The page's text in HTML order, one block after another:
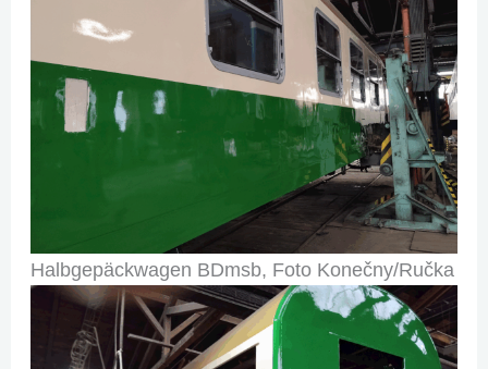
Halbgepäckwagen BDmsb, Foto Konečny/Ručka